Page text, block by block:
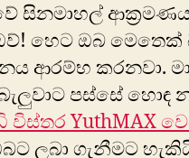
සිනමාහල්
හෙට ඔබ මෙතෙක්
ආරම්භ කරනවා.
පස්සේ හොඳ
විස්තර YuthMAX
ලබා ගැනීමට